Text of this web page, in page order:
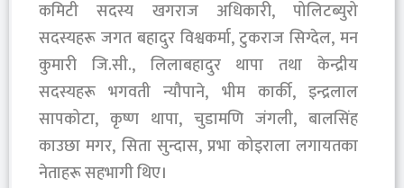
कमिटी सदस्य खगराज अधिकारी, पोलिटब्युरो
सदस्यहरू जगत बहादुर विश्वकर्मा, टुकराज सिग्देल, मन
कुमारी जि.सी., लिलाबहादुर थापा तथा केन्द्रीय
सदस्यहरू भगवती न्यौपाने, भीम कार्की, इन्द्रलाल
सापकोटा, कृष्ण थापा, चुडामणि जंगली, बालसिंह
काउछा मगर, सिता सुन्दास, प्रभा कोइराला लगायतका
नेताहरू सहभागी थिए।